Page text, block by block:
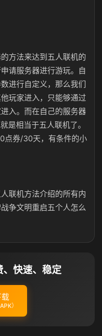
方法来达到五人联机的
请服务器进行游玩。自
进行自定义，那么我们
玩家进入，只能够通过
入。而在自己的服务器
是相当于五人联机了。
点券/30天，有条件的小
联机方法介绍的所有内
争文明重启五个人怎么
、快速、稳定
）